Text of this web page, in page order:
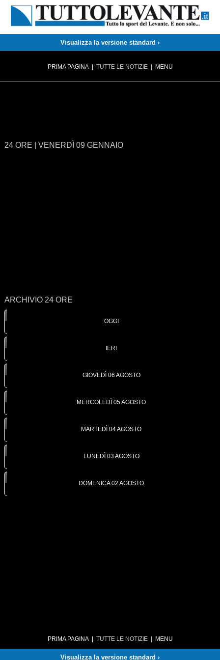
Visualizza la versione standard ›
PRIMA PAGINA| TUTTE LE NOTIZIE| MENU
24 ORE VENERDÌ 09 GENNAIO
ARCHIVIO 24 ORE
OGGI
IERI
GIOVEDÌ 06 AGOSTO
MERCOLEDÌ 05 AGOSTO
MARTEDÌ 04 AGOSTO
LUNEDÌ 03 AGOSTO
DOMENICA 02 AGOSTO
PRIMA PAGINA| TUTTE LE NOTIZIE| MENU
Visualizza la versione standard ›